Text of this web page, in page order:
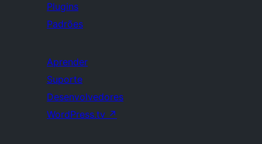
Plugins
Padrões
Aprender
Suporte
Desenvolvedores
WordPress.tv ↗